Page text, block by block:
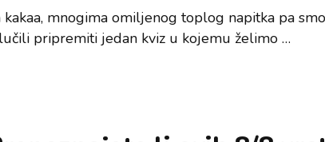
kakaa, mnogima omiljenog toplog napitka pa
pripremiti jedan kviz u kojemu želimo …